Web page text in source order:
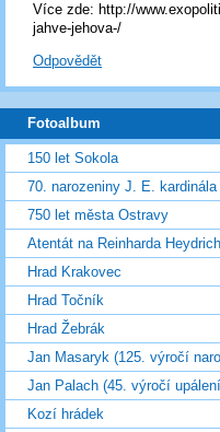
Více zde: http://
jahve-jehova-/
Odpovědět
Fotoalbum
150 let Sokola
70. narozeniny J. E.
750 let města Ostravy
Atentát na Reinharda
Hrad Krakovec
Hrad Točník
Hrad Žebrák
Jan Masaryk (125. výročí
Jan Palach (45. výročí
Kozí hrádek